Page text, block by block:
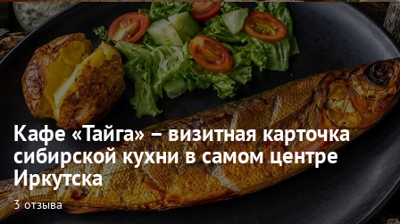
Кафе «Тайга» – визитная карточка
сибирской кухни в самом центре
Иркутска
3 отзыва